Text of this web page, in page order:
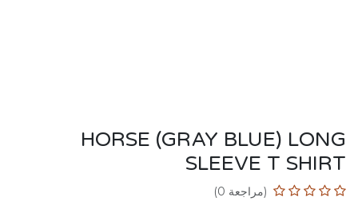
HORSE (GRAY BLUE) LONG
SLEEVE T SHIRT
(مراجعة 0)